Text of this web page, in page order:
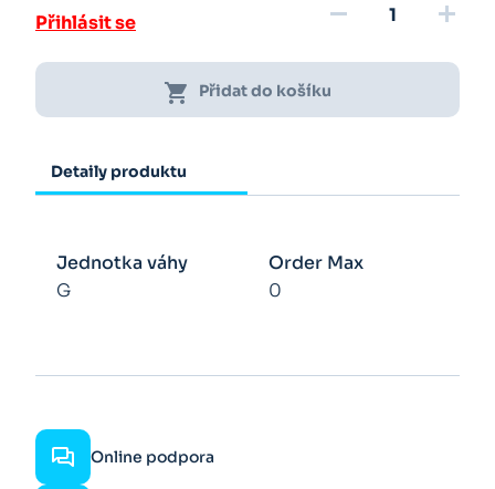
Přihlásit se remove add
shopping_cart Přidat do košíku
Detaily produktu
Jednotka váhy
G
Order Max
0
Online podpora